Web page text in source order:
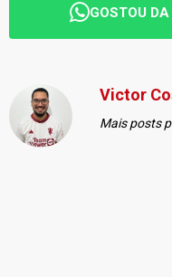
GOSTOU
Victor
Mais posts